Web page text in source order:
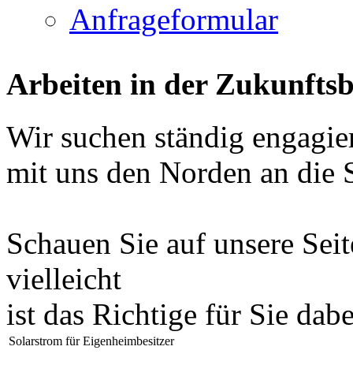
Anfrageformular
Arbeiten in der
Wir suchen ständig
mit uns den Norden an die
Schauen Sie auf unsere
vielleicht
ist das Richtige für Sie
Solarstrom für Eigenheimbesitzer